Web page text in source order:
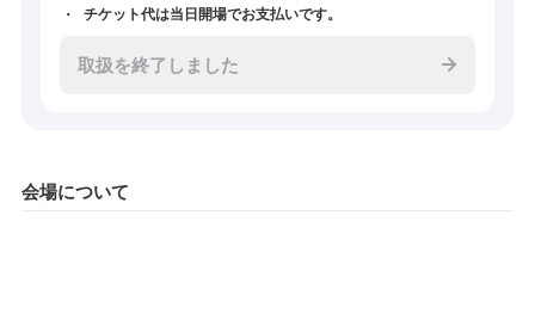
チケット代は当日開場でお支払いです。
取扱を終了しました
会場について